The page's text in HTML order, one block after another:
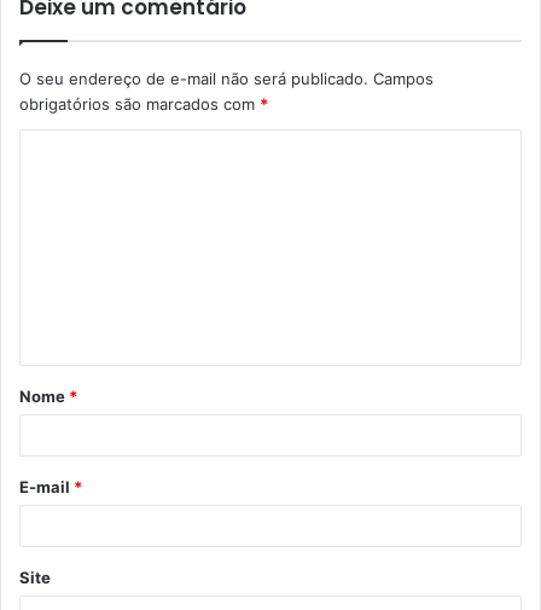
Deixe um comentário
O seu endereço de e-mail não será publicado. Campos
obrigatórios são marcados com *
Nome *
E-mail *
Site